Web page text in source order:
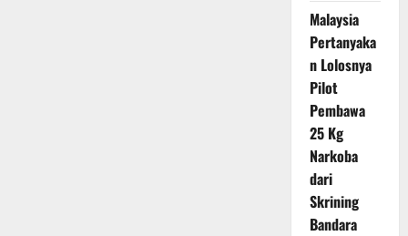
Malaysia
Pertanyaka
n Lolosnya
Pilot
Pembawa
25 Kg
Narkoba
dari
Skrining
Bandara